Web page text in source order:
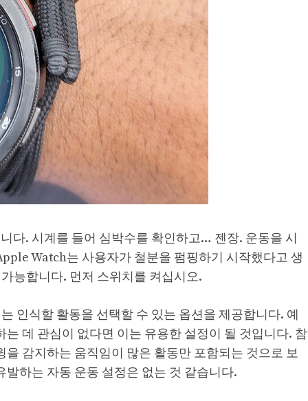
다. 시계를 들어 심박수를 확인하고… 젠장. 운동을 시
Watch는 사용자가 철분을 펌핑하기 시작했다고 생
능합니다. 먼저 스위치를 켜십시오.
인식할 활동을 선택할 수 있는 옵션을 제공합니다. 예
데 관심이 없다면 이는 유용한 설정이 될 것입니다. 참
감지하는 움직임이 많은 활동만 포함되는 것으로 보
하는 자동 운동 설정은 없는 것 같습니다.